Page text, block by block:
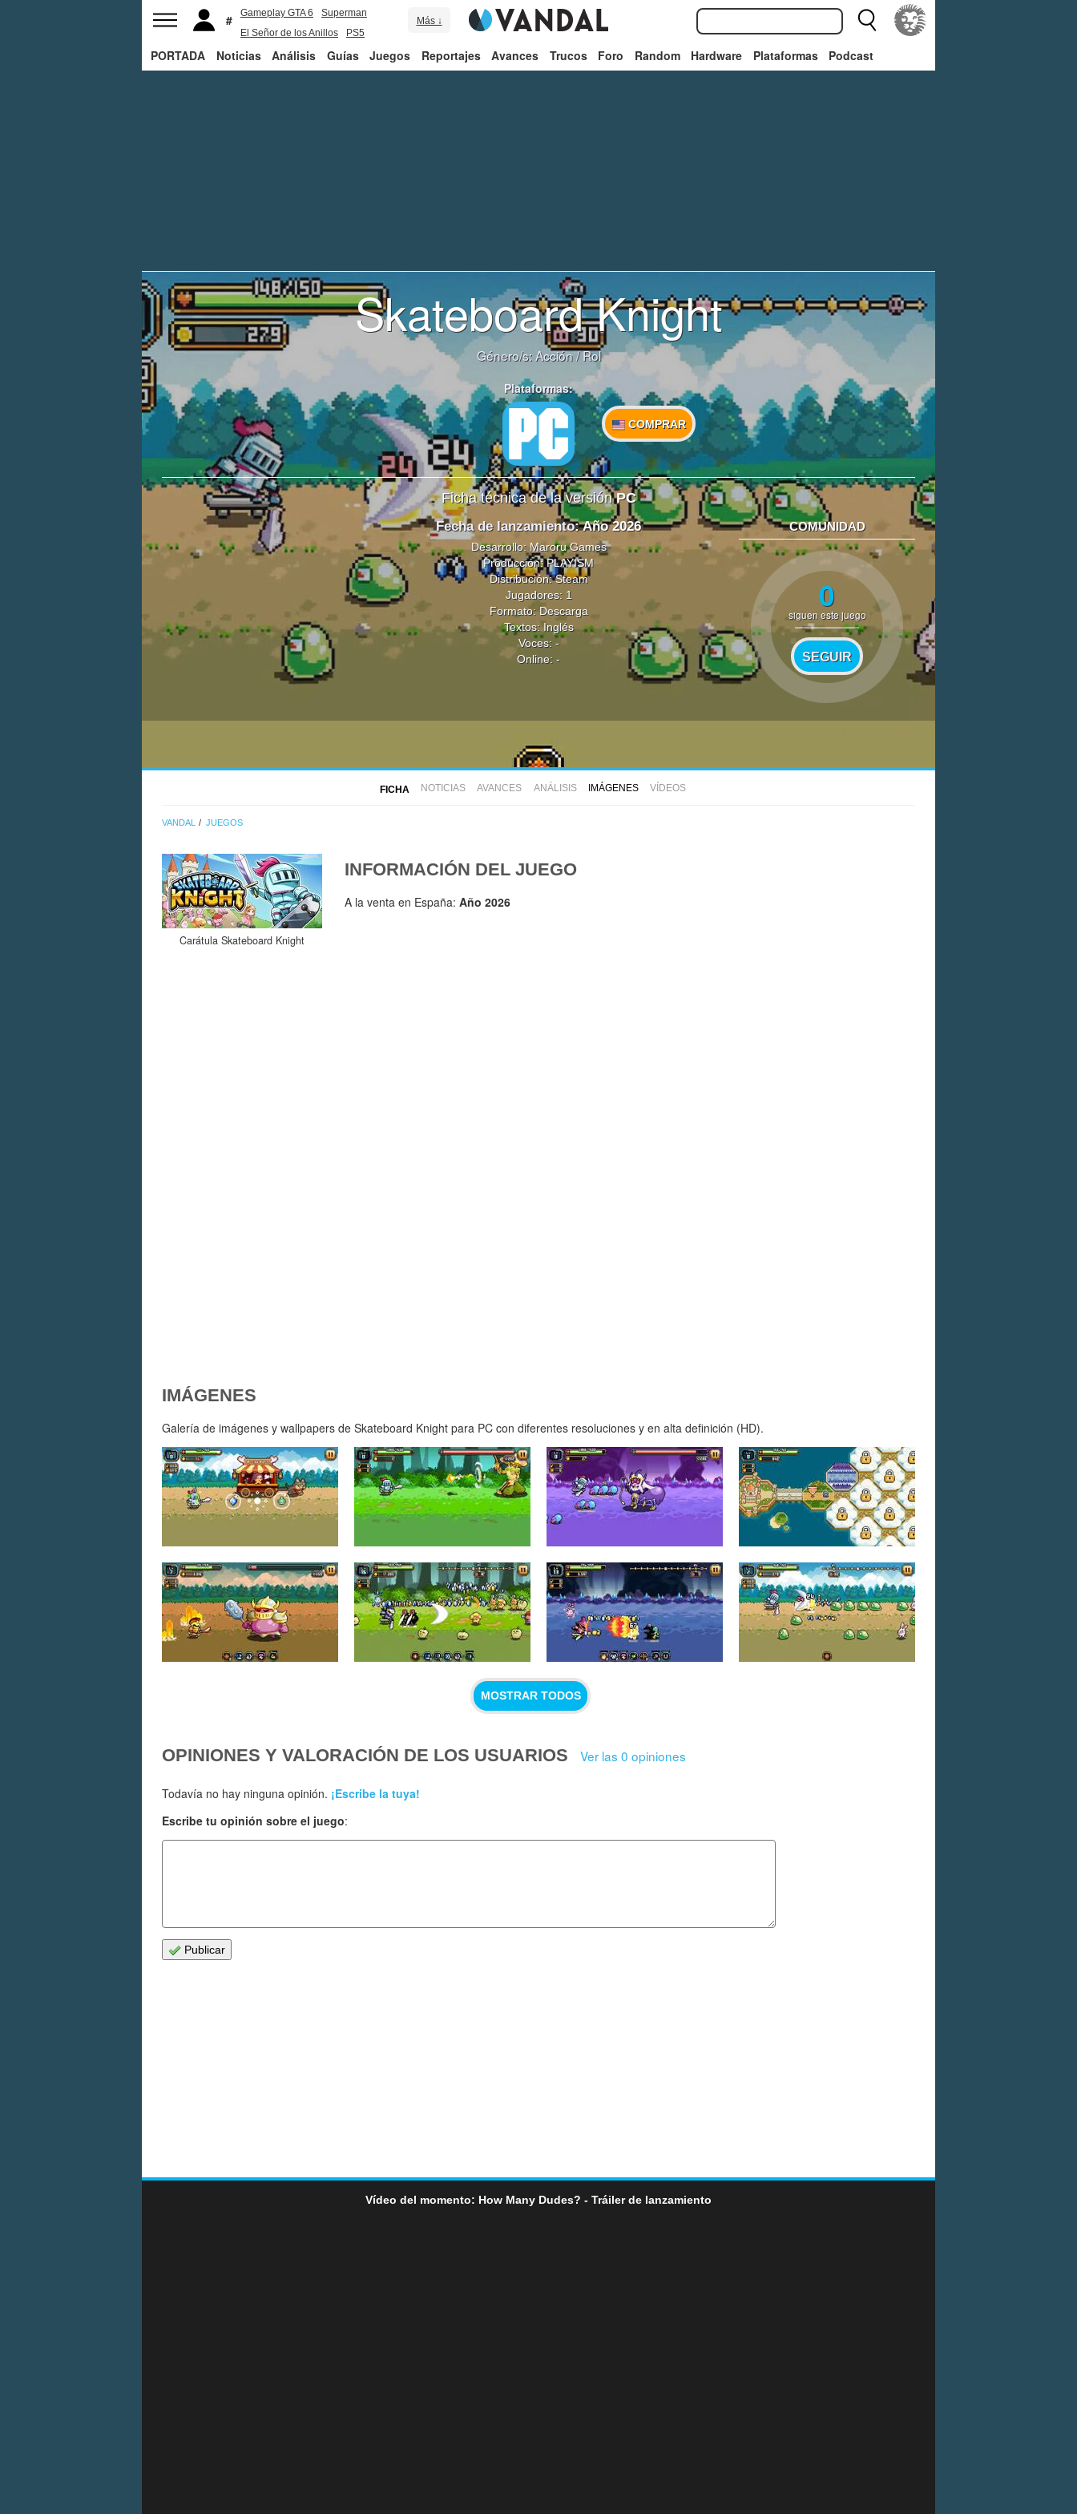
Gameplay GTA 6
Superman
El Señor de los Anillos
PS5
Más ↓
PORTADA Noticias Análisis Guías Juegos Reportajes Avances Trucos Foro Random Hardware Plataformas Podcast
Skateboard Knight
Género/s:Acción/Rol
Plataformas:
COMPRAR
Ficha técnica de la versiónPC
Fecha de lanzamiento: Año 2026
Desarrollo: Maroru Games
Producción: PLAYISM
Distribución: Steam
Jugadores: 1
Formato: Descarga
Textos: Inglés
Voces: -
Online: -
COMUNIDAD
0
siguen este juego
SEGUIR
FICHA NOTICIAS AVANCES ANÁLISIS IMÁGENES VÍDEOS
VANDAL JUEGOS
Carátula Skateboard Knight
INFORMACIÓN DEL JUEGO
A la venta en España: Año 2026
IMÁGENES
Galería de imágenes y wallpapers de Skateboard Knight para PC con diferentes resoluciones y en alta definición (HD).
MOSTRAR TODOS
OPINIONES Y VALORACIÓN DE LOS USUARIOS Ver las 0 opiniones
Todavía no hay ninguna opinión. ¡Escribe la tuya!
Escribe tu opinión sobre el juego:
Publicar
Vídeo del momento: How Many Dudes? - Tráiler de lanzamiento